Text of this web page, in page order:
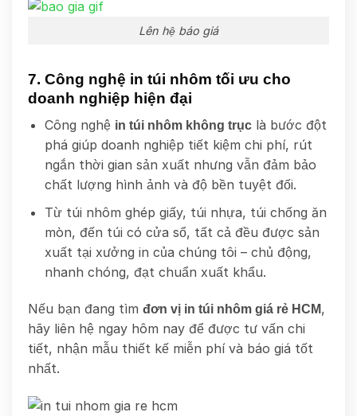
Lên hệ báo giá
7. Công nghệ in túi nhôm tối ưu cho
doanh nghiệp hiện đại
Công nghệ in túi nhôm không trụclà bước đột
phá giúp doanh nghiệp tiết kiệm chi phí, rút
ngắn thời gian sản xuất nhưng vẫn đảm bảo
chất lượng hình ảnh và độ bền tuyệt đối.
Từ túi nhôm ghép giấy, túi nhựa, túi chống ăn
mòn, đến túi có cửa sổ, tất cả đều được sản
xuất tại xưởng in của chúng tôi – chủ động,
nhanh chóng, đạt chuẩn xuất khẩu.
Nếu bạn đang tìm đơn vị in túi nhôm giá rẻ HCM,
hãy liên hệ ngay hôm nay để được tư vấn chi
tiết, nhận mẫu thiết kế miễn phí và báo giá tốt
nhất.